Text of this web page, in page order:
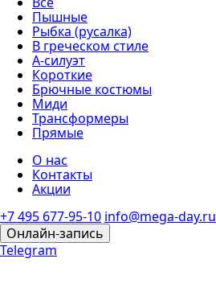
Пышные
Рыбка (русалка)
В греческом стиле
А-силуэт
Короткие
Брючные костюмы
Миди
Трансформеры
Прямые
О нас
Контакты
Акции
+7 495 677-95-10 info@mega-day.ru
Онлайн-запись
Telegram